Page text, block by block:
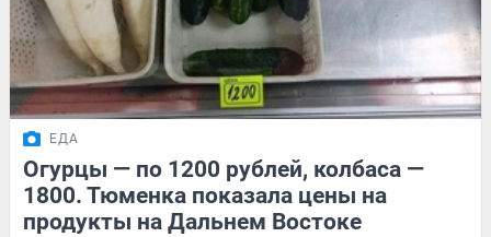
ЕДА
Огурцы — по 1200 рублей, колбаса —
1800. Тюменка показала цены на
продукты на Дальнем Востоке